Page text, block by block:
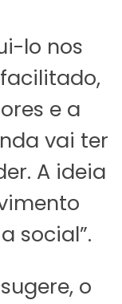
lo nos
e a
vai ter
A ideia
social”.
o